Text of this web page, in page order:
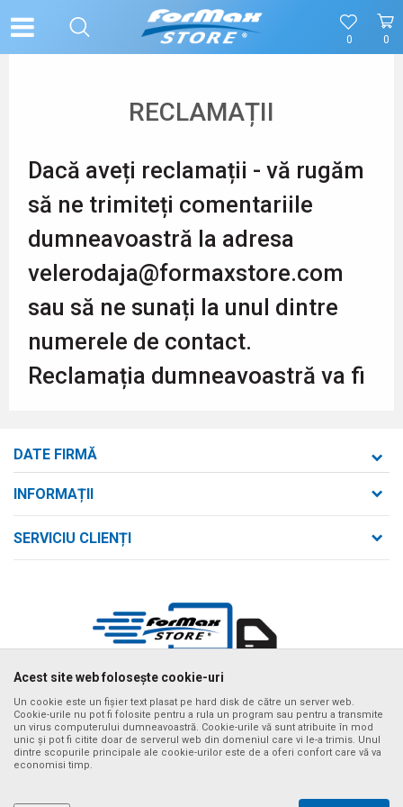
0
0
RECLAMAȚII
Dacă aveți reclamații - vă rugăm
să ne trimiteți comentariile
dumneavoastră la adresa
velerodaja@formaxstore.com
sau să ne sunați la unul dintre
numerele de contact.
Reclamația dumneavoastră va fi
DATE FIRMĂ
strada Bld. Mihai Viteazul nr. 169/B
birou@formaxstore.ro
Cont
Banca Comerciala Romana RO56RNCB0214115029790001
CIF
RO14340592
RO14340592
INFORMAȚII
SERVICIU CLIENȚI
Cum se achiziționează
Metode de plată
Termeni de livrare
Timpii de livrare cu vehiculul nostru
Ne străduim să fim cât mai preciși posibil în descrierile produselor,
afișarea imaginilor și prețurile, dar nu putem garanta că toate informațiile
sunt complete și fără erori. Toate articolele afișate pe site fac parte din
oferta noastră și nu înseamnă că sunt disponibile în orice moment. Puteți
verifica disponibilitatea produselor apelând numărul de asistență al
Acest site web folosește cookie-uri
Un cookie este un fișier text plasat pe hard disk de către un server web.
Cookie-urile nu pot fi folosite pentru a rula un program sau pentru a transmite
un virus computerului dumneavoastră. Cookie-urile vă sunt atribuite în mod
unic și pot fi citite doar de serverul web din domeniul care vi le-a trimis. Unul
dintre scopurile principale ale cookie-urilor este de a oferi confort care vă va
economisi timp.